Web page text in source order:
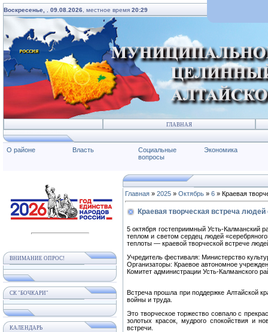
Воскресенье, 09.08.2026 , местное время 20:29
ГЛАВНАЯ
О районе Власть
Социальные
вопросы
Экономика
ВНИМАНИЕ ОПРОС!
СК "БОЧКАРИ"
КАЛЕНДАРЬ
Главная » 2025 » Октябрь » 6 » Краевая
Краевая творческая встреча
5 октября гостеприимный Усть-Калманский
теплом и светом сердец людей
теплоты — краевой творческой встрече
Учредитель фестиваля: Министерство
Организаторы: Краевое автономное
Комитет администрации Усть-Калманского
Встреча прошла при поддержке Алтайской
войны и труда.
Это творческое торжество совпало с
золотых красок, мудрого спокойствия и
встречи.